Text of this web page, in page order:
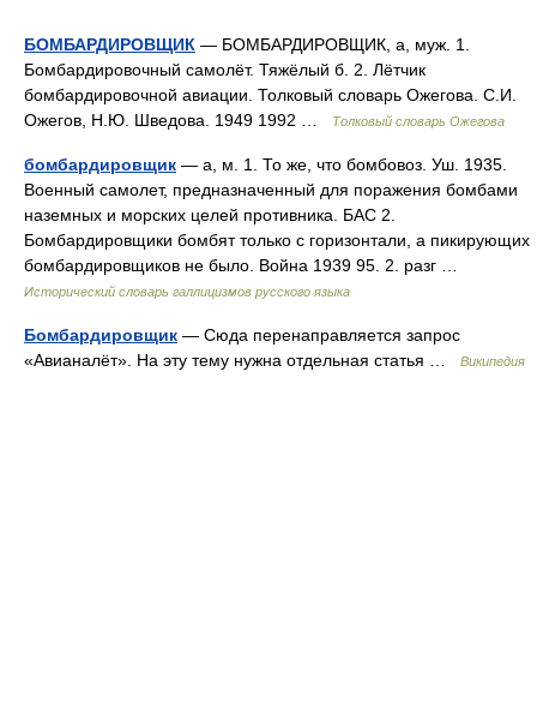
БОМБАРДИРОВЩИК — БОМБАРДИРОВЩИК, а, муж. 1.
Бомбардировочный самолёт. Тяжёлый б. 2. Лётчик
бомбардировочной авиации. Толковый словарь Ожегова. С.И.
Ожегов, Н.Ю. Шведова. 1949 1992 …
Толковый словарь Ожегова
бомбардировщик — а, м. 1. То же, что бомбовоз. Уш. 1935.
Военный самолет, предназначенный для поражения бомбами
наземных и морских целей противника. БАС 2.
Бомбардировщики бомбят только с горизонтали, а пикирующих
бомбардировщиков не было. Война 1939 95. 2. разг …
Исторический словарь галлицизмов русского языка
Бомбардировщик — Сюда перенаправляется запрос
«Авианалёт». На эту тему нужна отдельная статья …
Википедия